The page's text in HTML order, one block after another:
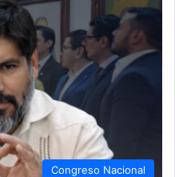
Congreso Nacional